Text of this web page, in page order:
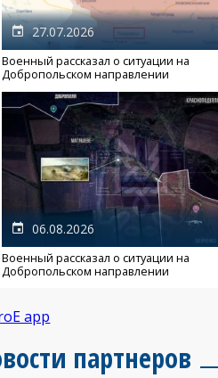
27.07.2026
Военный рассказал о ситуации на
Добропольском направлении
06.08.2026
Военный рассказал о ситуации на
Добропольском направлении
партнеров